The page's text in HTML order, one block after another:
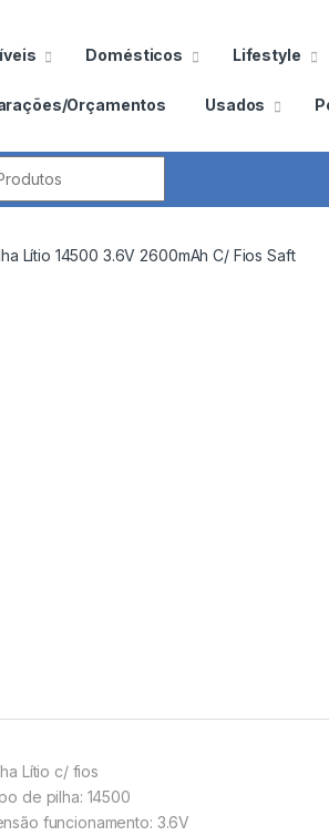
Domésticos Lifestyle
Orçamentos Usados
Lítio 14500 3.6V 2600mAh C/ Fios Saft
Lítio c/ fios
de pilha: 14500
funcionamento: 3.6V